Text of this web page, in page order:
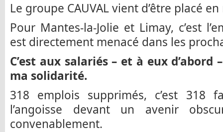
Le groupe CAUVAL vient d’être placé
Pour Mantes-la-Jolie et Limay, c’est
est directement menacé dans les
C’est aux salariés – et à eux
ma solidarité.
318 emplois supprimés, c’est 318
l’angoisse devant un avenir
convenablement.